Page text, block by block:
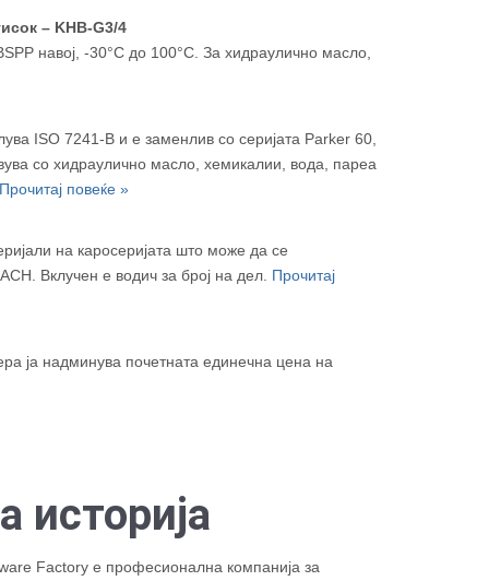
– KHB-G3/4
навој, -30°C до 100°C. За хидраулично масло,
ISO 7241-B и е заменлив со серијата Parker 60,
со хидраулично масло, хемикалии, вода, пареа
Прочитај повеќе »
на каросеријата што може да се
Вклучен е водич за број на дел. Прочитај
ја надминува почетната единечна цена на
историја
Factory е професионална компанија за